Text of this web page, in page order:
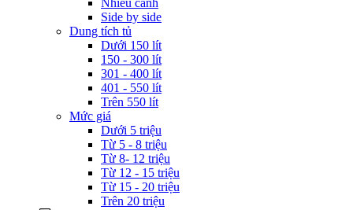
Side by side
Dung tích tủ
Dưới 150 lít
150 - 300 lít
301 - 400 lít
401 - 550 lít
Trên 550 lít
Mức giá
Dưới 5 triệu
Từ 5 - 8 triệu
Từ 8- 12 triệu
Từ 12 - 15 triệu
Từ 15 - 20 triệu
Trên 20 triệu